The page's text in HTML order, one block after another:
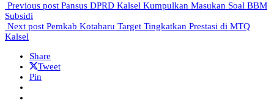
Previous post Pansus DPRD Kalsel Kumpulkan Masukan Soal BBM
Subsidi
Next post Pemkab Kotabaru Target Tingkatkan Prestasi di MTQ
Kalsel
Share
Tweet
Pin